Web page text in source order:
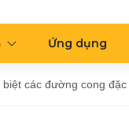
Ứng dụng
biệt các đường cong